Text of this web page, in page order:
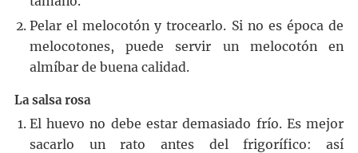
Pelar el melocotón y trocearlo. Si no es época de
melocotones, puede servir un melocotón en
almíbar de buena calidad.
La salsa rosa
El huevo no debe estar demasiado frío. Es mejor
sacarlo un rato antes del frigorífico: así